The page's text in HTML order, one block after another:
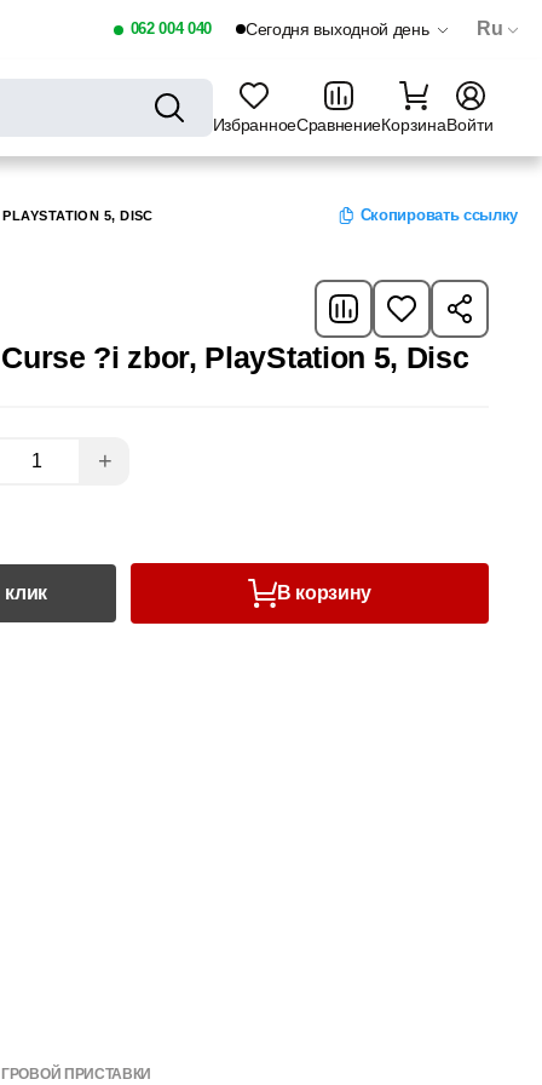
062 004 040 Сегодня выходной день Ru
ИзбранноеСравнениеКорзинаВойти
5, DISC Скопировать ссылку
?i zbor, PlayStation 5, Disc
+
В корзину
ПРИСТАВКИ